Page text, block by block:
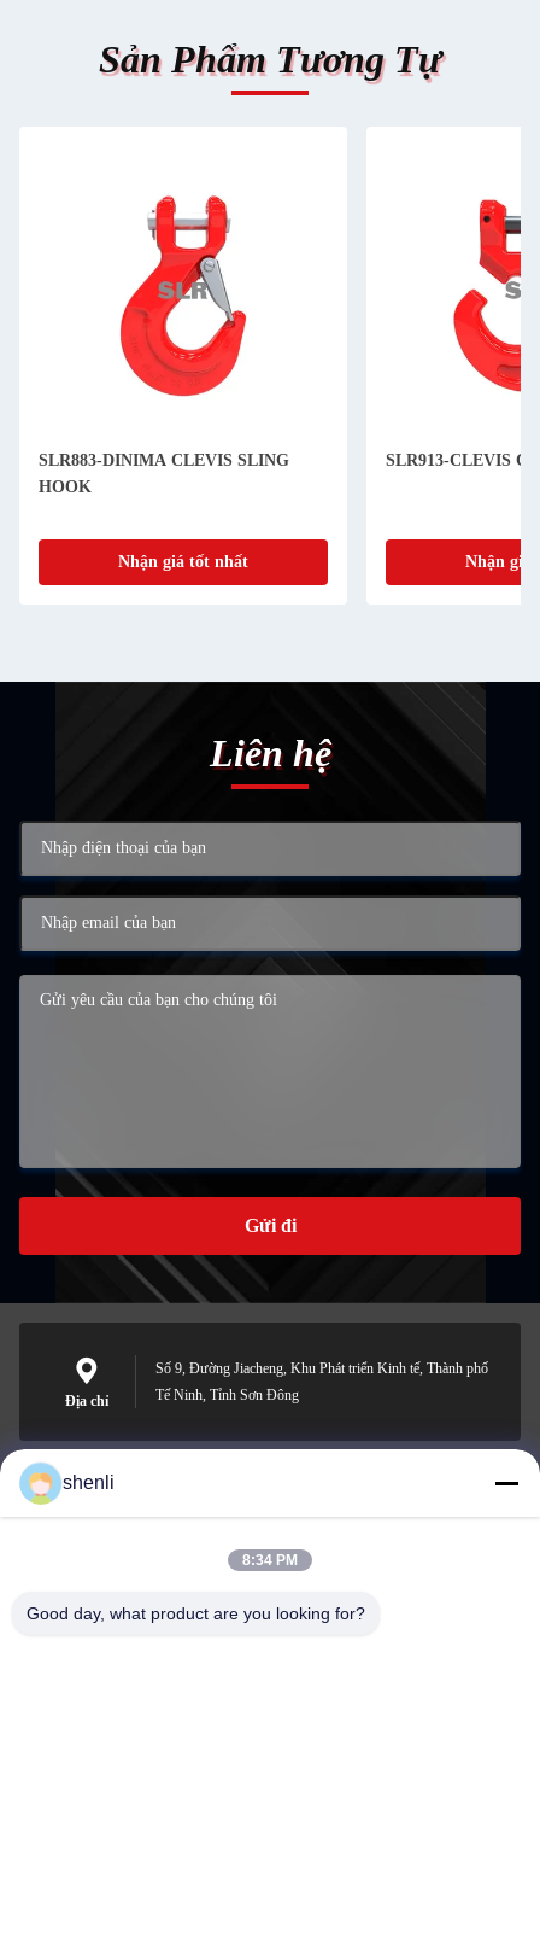
Sản Phẩm Tương Tự
SLR883-DINIMA CLEVIS SLING
HOOK
Nhận giá tốt nhất
SLR913-CLEVIS C
Nhận giá
Liên hệ
Gửi đi
Địa chỉ
Số 9, Đường Jiacheng, Khu Phát triển Kinh tế, Thành phố
Tế Ninh, Tỉnh Sơn Đông
shenli@shenlirigging.com
shenli
8:34 PM
Good day, what product are you looking for?